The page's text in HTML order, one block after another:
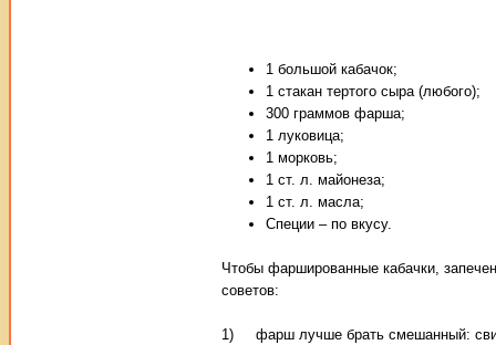
1 большой кабачок;
1 стакан тертого сыра (любого);
300 граммов фарша;
1 луковица;
1 морковь;
1 ст. л. майонеза;
1 ст. л. масла;
Специи – по вкусу.
Чтобы фаршированные кабачки,
советов:
1) фарш лучше брать смешанный: